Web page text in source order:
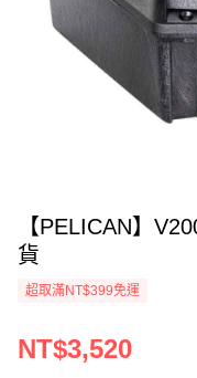
【PELICAN】
貨
超取滿NT$399免運
NT$3,520